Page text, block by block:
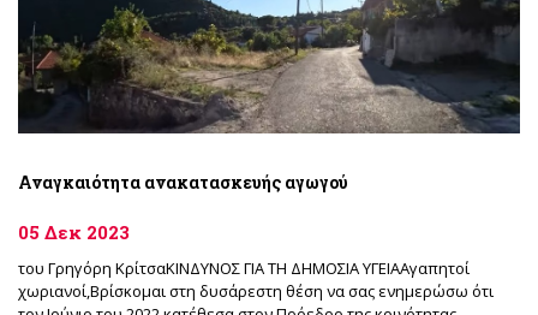
Αναγκαιότητα ανακατασκευής αγωγού
05 Δεκ 2023
του Γρηγόρη ΚρίτσαΚΙΝΔΥΝΟΣ ΓΙΑ ΤΗ ΔΗΜΟΣΙΑ ΥΓΕΙΑAγαπητοί
χωριανοί,Βρίσκομαι στη δυσάρεστη θέση να σας ενημερώσω ότι